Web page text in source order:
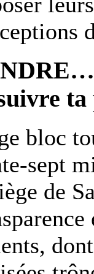
bloc
sept
de